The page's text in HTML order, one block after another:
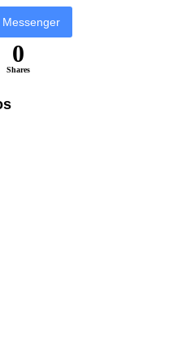
Messenger
0
Shares